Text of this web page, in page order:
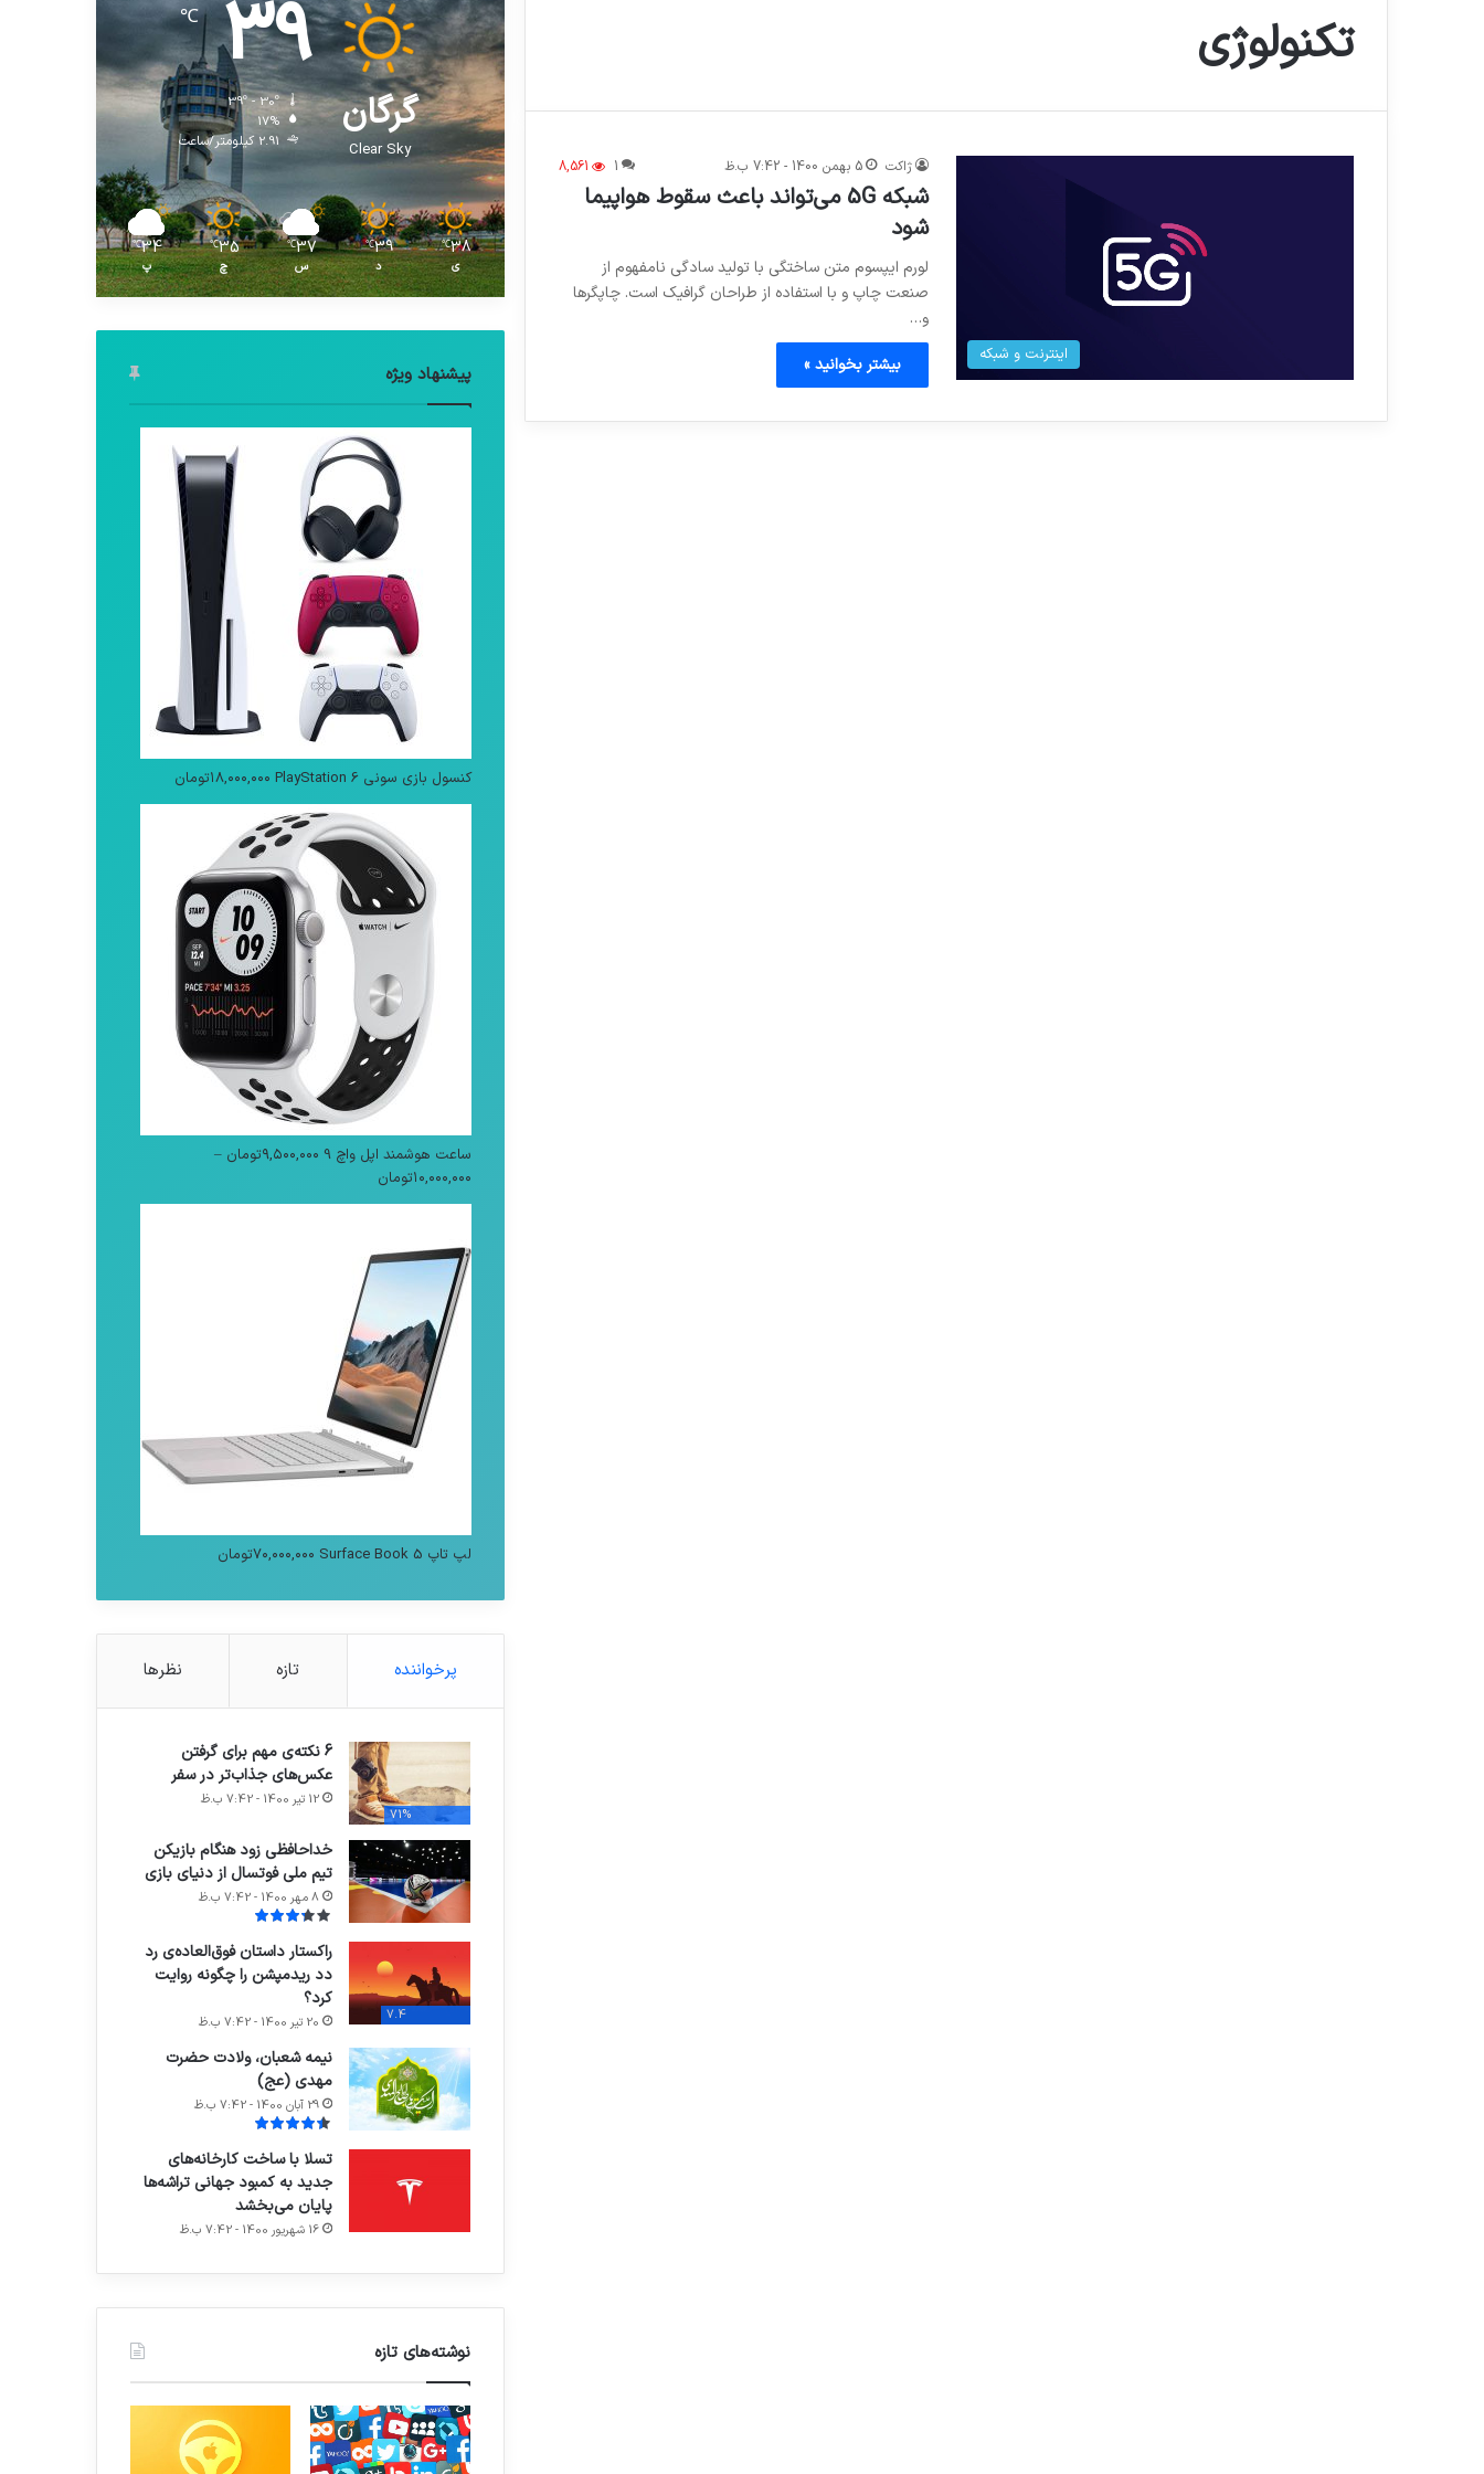
تکنولوژی
اینترنت و شبکه
ژاکت 5 بهمن 1400 - 7:42 ب.ظ 1
8,561
شبکه 5G می‌تواند باعث سقوط هواپیما
شود
لورم ایپسوم متن ساختگی با تولید سادگی نامفهوم از
صنعت چاپ و با استفاده از طراحان گرافیک است. چاپگرها
و…
بیشتر بخوانید »
گرگان
Clear Sky
39
℃
39º - 30º
17%
2.91 کیلومتر/ساعت
38
℃
ی
39
℃
د
37
℃
س
35
℃
چ
34
℃
پ
پیشنهاد ویژه
کنسول بازی سونی PlayStation 6 ۱۸,۰۰۰,۰۰۰تومان
ساعت هوشمند اپل واچ 9 ۹,۵۰۰,۰۰۰تومان –
۱۰,۰۰۰,۰۰۰تومان
قیمت:
۱۰,۰۰۰,۰۰۰تومان
لپ تاپ Surface Book 5 ۷۰,۰۰۰,۰۰۰تومان
پرخواننده تازه نظرها
71%
6 نکته‌ی مهم برای گرفتن
عکس‌های جذاب‌تر در سفر
12 تیر 1400 - 7:42 ب.ظ
خداحافظی زود هنگام بازیکن
تیم ملی فوتسال از دنیای بازی
8 مهر 1400 - 7:42 ب.ظ
7.4
راکستار داستان فوق‌العاده‌ی رد
دد ریدمپشن را چگونه روایت
کرد؟
20 تیر 1400 - 7:42 ب.ظ
نیمه شعبان، ولادت حضرت
مهدی (عج)
29 آبان 1400 - 7:42 ب.ظ
تسلا با ساخت کارخانه‌های
جدید به کمبود جهانی تراشه‌ها
پایان می‌بخشد
16 شهریور 1400 - 7:42 ب.ظ
نوشته‌های تازه